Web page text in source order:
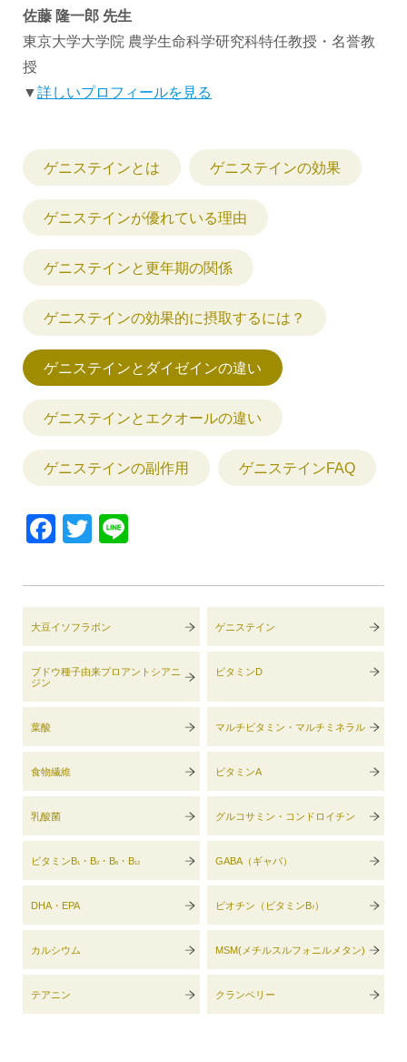
佐藤 隆一郎 先生
東京大学大学院 農学生命科学研究科特任教授・名誉教
授
▼詳しいプロフィールを見る
ゲニステインとは ゲニステインの効果
ゲニステインが優れている理由
ゲニステインと更年期の関係
ゲニステインの効果的に摂取するには？
ゲニステインとダイゼインの違い
ゲニステインとエクオールの違い
ゲニステインの副作用 ゲニステインFAQ
Facebook
Twitter
大豆イソフラボン ゲニステイン
ブドウ種子由来プロアントシアニ
ジン
ビタミンD
葉酸 マルチビタミン・マルチミネラル
食物繊維 ビタミンA
乳酸菌 グルコサミン・コンドロイチン
ビタミンB1 ・B2・B6・B12 GABA（ギャバ）
DHA・EPA ビオチン（ビタミンB7）
カルシウム MSM(メチルスルフォニルメタン)
テアニン クランベリー